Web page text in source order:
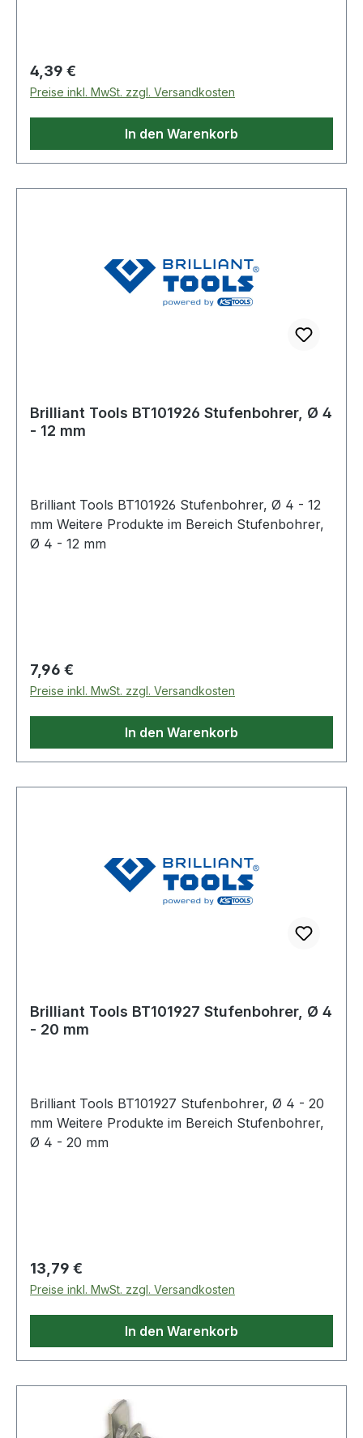
Regulärer Preis:
4,39 €
Preise inkl. MwSt. zzgl. Versandkosten
In den Warenkorb
Brilliant Tools BT101926 Stufenbohrer, Ø 4
- 12 mm
Brilliant Tools BT101926 Stufenbohrer, Ø 4 - 12
mm Weitere Produkte im Bereich Stufenbohrer,
Ø 4 - 12 mm
Regulärer Preis:
7,96 €
Preise inkl. MwSt. zzgl. Versandkosten
In den Warenkorb
Brilliant Tools BT101927 Stufenbohrer, Ø 4
- 20 mm
Brilliant Tools BT101927 Stufenbohrer, Ø 4 - 20
mm Weitere Produkte im Bereich Stufenbohrer,
Ø 4 - 20 mm
Regulärer Preis:
13,79 €
Preise inkl. MwSt. zzgl. Versandkosten
In den Warenkorb